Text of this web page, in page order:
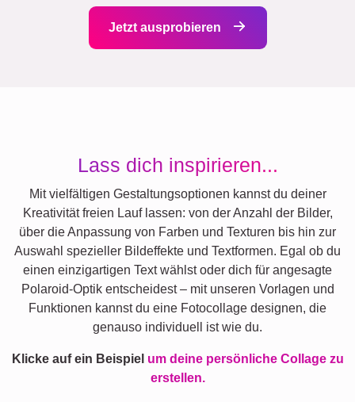
Jetzt ausprobieren
Lass dich inspirieren...
Mit vielfältigen Gestaltungsoptionen kannst du deiner
Kreativität freien Lauf lassen: von der Anzahl der Bilder,
über die Anpassung von Farben und Texturen bis hin zur
Auswahl spezieller Bildeffekte und Textformen. Egal ob du
einen einzigartigen Text wählst oder dich für angesagte
Polaroid-Optik entscheidest – mit unseren Vorlagen und
Funktionen kannst du eine Fotocollage designen, die
genauso individuell ist wie du.
Klicke auf ein Beispiel um deine persönliche Collage zu
erstellen.